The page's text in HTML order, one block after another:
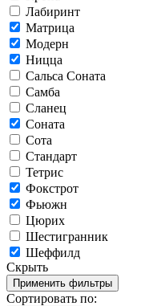
Лабиринт
Матрица
Модерн
Ницца
Сальса Соната
Самба
Сланец
Соната
Сота
Стандарт
Тетрис
Фокстрот
Фьюжн
Цюрих
Шестигранник
Шеффилд
Скрыть
Сортировать по: